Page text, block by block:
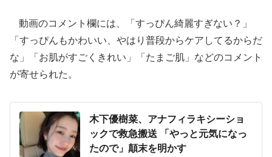
動画のコメント欄には、「すっぴん綺麗すぎない？」
「すっぴんもかわいい、やはり普段からケアしてるからだ
な」「お肌がすごくきれい」「たまご肌」などのコメント
が寄せられた。
木下優樹菜、アナフィラキシーショ
ックで救急搬送 「やっと元気になっ
たので」顛末を明かす